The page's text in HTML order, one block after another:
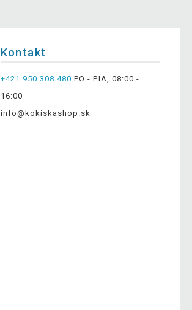
Kontakt
+421 950 308 480 PO - PIA, 08:00 -
16:00
info@kokiskashop.sk